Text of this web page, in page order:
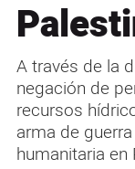
A través de la
negación de
recursos
arma de
humanitaria en